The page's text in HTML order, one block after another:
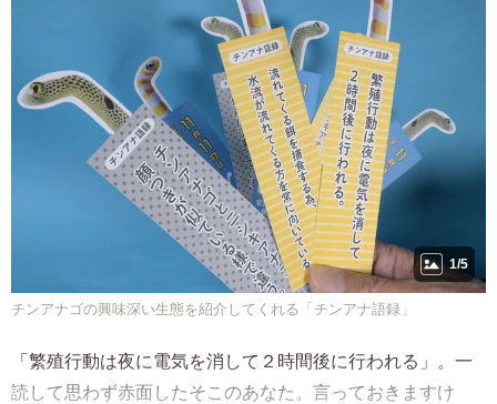
1/5
チンアナゴの興味深い生態を紹介してくれる「チンアナ語録」
「繁殖行動は夜に電気を消して２時間後に行われる」。一
読して思わず赤面したそこのあなた。言っておきますけ